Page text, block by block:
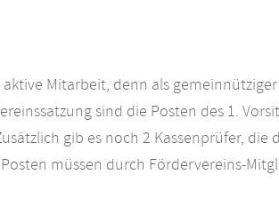
Mitarbeit, denn als
sind die Posten des 1.
gib es noch 2 Kassenprüfer, die
müssen durch Fördervereins-